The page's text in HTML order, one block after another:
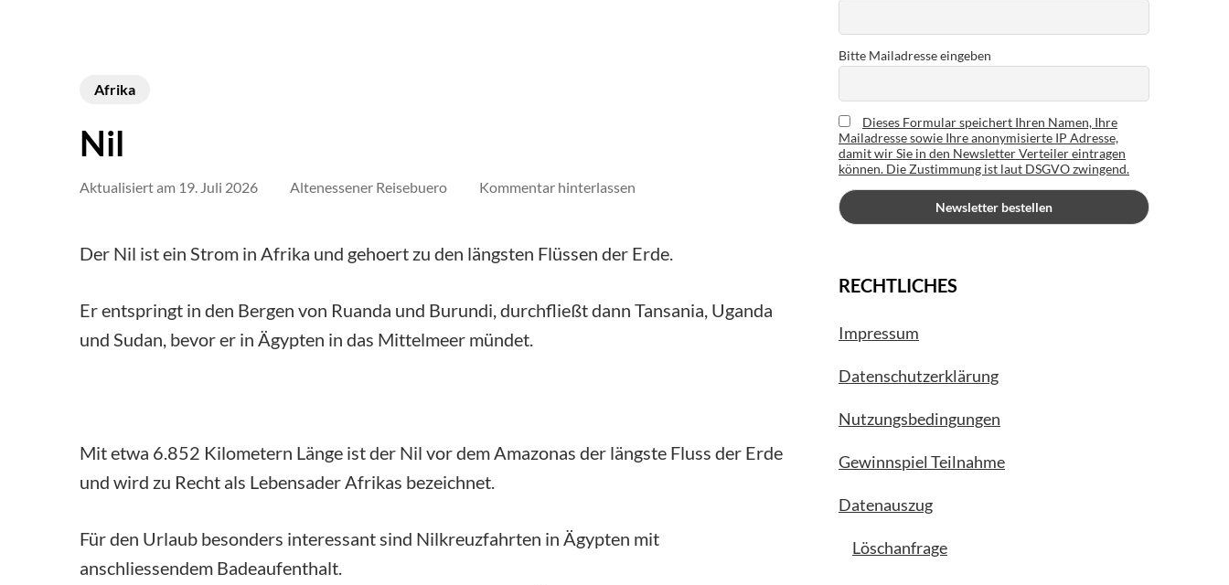
Afrika
Nil
Aktualisiert am 19. Juli 2026 Altenessener Reisebuero Kommentar hinterlassen
Der Nil ist ein Strom in Afrika und gehoert zu den längsten Flüssen der Erde.
Er entspringt in den Bergen von Ruanda und Burundi, durchfließt dann Tansania, Uganda
und Sudan, bevor er in Ägypten in das Mittelmeer mündet.
Mit etwa 6.852 Kilometern Länge ist der Nil vor dem Amazonas der längste Fluss der Erde
und wird zu Recht als Lebensader Afrikas bezeichnet.
Für den Urlaub besonders interessant sind Nilkreuzfahrten in Ägypten mit
anschliessendem Badeaufenthalt.
Bitte Mailadresse eingeben
Dieses Formular speichert Ihren Namen, Ihre
Mailadresse sowie Ihre anonymisierte IP Adresse,
damit wir Sie in den Newsletter Verteiler eintragen
können. Die Zustimmung ist laut DSGVO zwingend.
RECHTLICHES
Impressum
Datenschutzerklärung
Nutzungsbedingungen
Gewinnspiel Teilnahme
Datenauszug
Löschanfrage